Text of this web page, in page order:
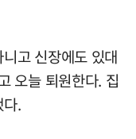
고 신장에도 있대
오늘 퇴원한다. 집
.